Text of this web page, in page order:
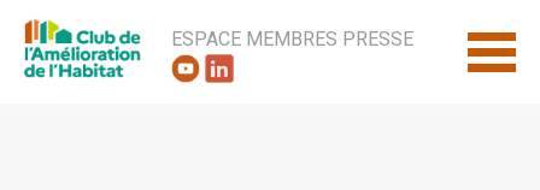
ESPACE MEMBRES PRESSE